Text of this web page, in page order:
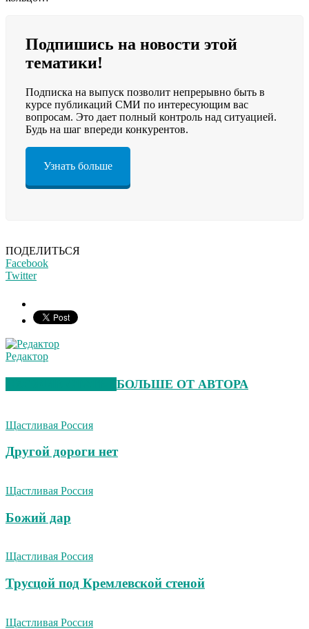
Подпишись на новости этой
тематики!
Подписка на выпуск позволит непрерывно быть в
курсе публикаций СМИ по интересующим вас
вопросам. Это дает полный контроль над ситуацией.
Будь на шаг впереди конкурентов.
Узнать больше
ПОДЕЛИТЬСЯ
Facebook
Twitter
Редактор
БОЛЬШЕ ОТ АВТОРА
Щастливая Россия
Другой дороги нет
Щастливая Россия
Божий дар
Щастливая Россия
Трусцой под Кремлевской стеной
Щастливая Россия